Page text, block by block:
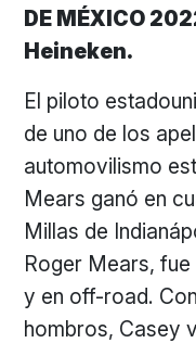
DE MÉXICO
Heineken.
El piloto
de uno de los
automovilismo
Mears ganó en
Millas de
Roger Mears,
y en off-road.
hombros, Casey